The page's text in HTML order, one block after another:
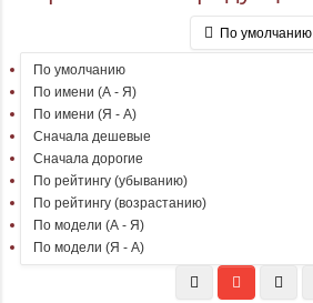
По умолчанию
По умолчанию
По имени (A - Я)
По имени (Я - A)
Сначала дешевые
Сначала дорогие
По рейтингу (убыванию)
По рейтингу (возрастанию)
По модели (A - Я)
По модели (Я - A)